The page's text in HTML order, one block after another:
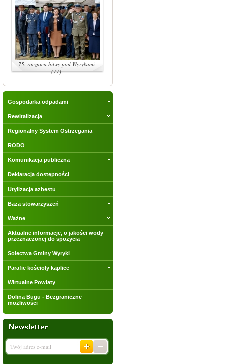
75. rocznica bitwy pod Wyrykami
(77)
Gospodarka odpadami
Rewitalizacja
Regionalny System Ostrzegania
RODO
Komunikacja publiczna
Deklaracja dostępności
Utylizacja azbestu
Baza stowarzyszeń
Ważne
Aktualne informacje, o jakości wody
przeznaczonej do spożycia
Sołectwa Gminy Wyryki
Parafie kościoły kaplice
Wirtualne Powiaty
Dolina Bugu - Bezgraniczne
możliwości